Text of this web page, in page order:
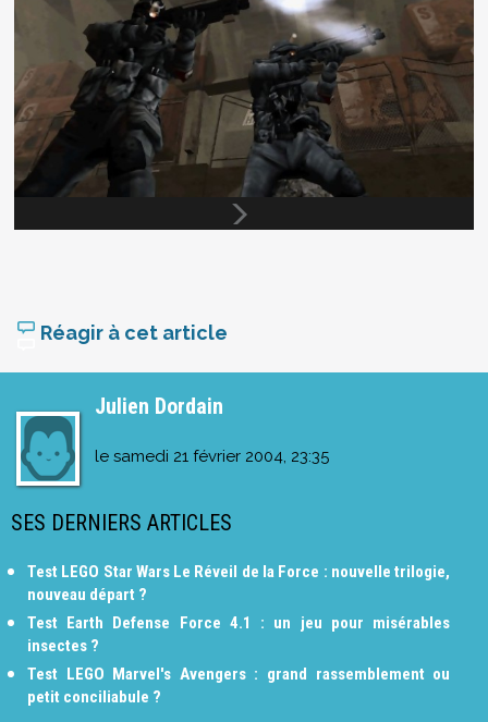
Réagir à cet article
Julien Dordain
le samedi 21 février 2004, 23:35
SES DERNIERS ARTICLES
Test LEGO Star Wars Le Réveil de la Force : nouvelle trilogie,
nouveau départ ?
Test Earth Defense Force 4.1 : un jeu pour misérables
insectes ?
Test LEGO Marvel's Avengers : grand rassemblement ou
petit conciliabule ?